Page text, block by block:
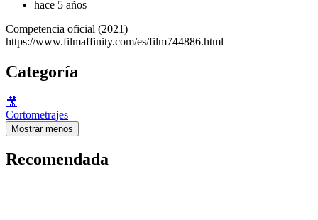
hace 5 años
Competencia oficial (2021)
https://www.filmaffinity.com/es/film744886.html
Categoría
🎥
Cortometrajes
Mostrar menos
Recomendada